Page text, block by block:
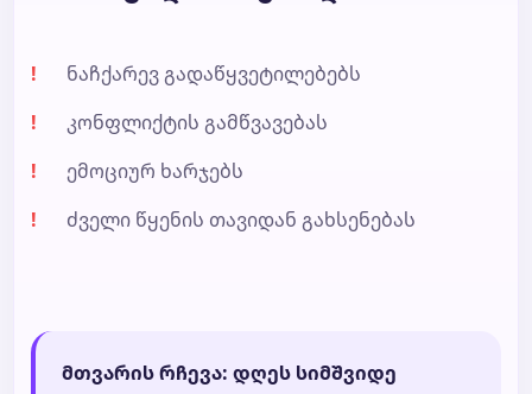
ნაჩქარევ გადაწყვეტილებებს
კონფლიქტის გამწვავებას
ემოციურ ხარჯებს
ძველი წყენის თავიდან გახსენებას
მთვარის რჩევა: დღეს სიმშვიდე